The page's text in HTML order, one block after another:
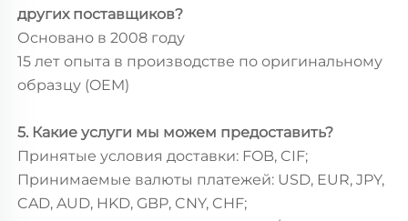
других поставщиков?
Основано в 2008 году
15 лет опыта в производстве по оригинальному
образцу (OEM)
5. Какие услуги мы можем предоставить?
Принятые условия доставки: FOB, CIF;
Принимаемые валюты платежей: USD, EUR, JPY,
CAD, AUD, HKD, GBP, CNY, CHF;